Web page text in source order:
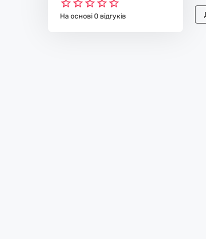
На основі 0 відгуків